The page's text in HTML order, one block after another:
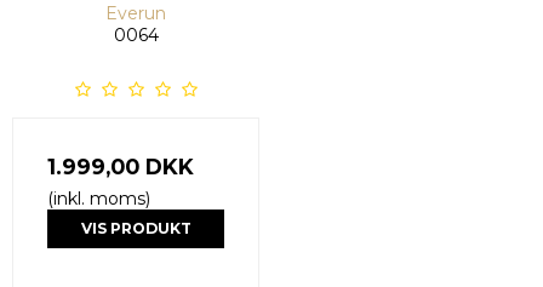
Everun
0064
1.999,00 DKK
(inkl. moms)
VIS PRODUKT